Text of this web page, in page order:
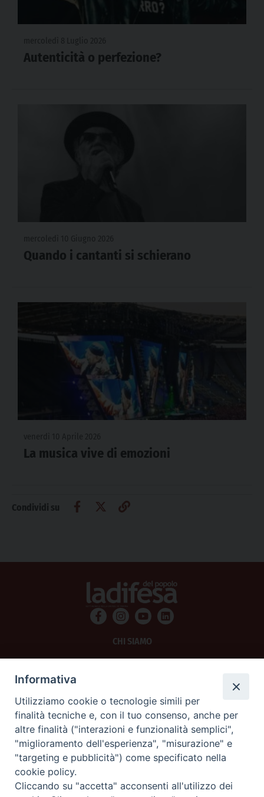
Autenticità o perfezione?
Quando i cantanti si schierano
La musica vive di emozioni
Condividi su
CHI SIAMO
SCRIVICI
La Difesa srl - P.iva 05125420280
La Difesa del Popolo percepisce i contributi pubblici all'editoria.
La Difesa del Popolo, tramite la Fisc (Federazione Italiana Settimanali Cattolici)
ha aderito allo IAP (Istituto dell'Autodisciplina Pubblicitaria) accettando il Codice
Informativa
Utilizziamo cookie o tecnologie simili per
finalità tecniche e, con il tuo consenso, anche per
altre finalità ("interazioni e funzionalità semplici",
"miglioramento dell'esperienza", "misurazione" e
"targeting e pubblicità") come specificato nella
cookie policy.
Cliccando su "accetta" acconsenti all'utilizzo dei